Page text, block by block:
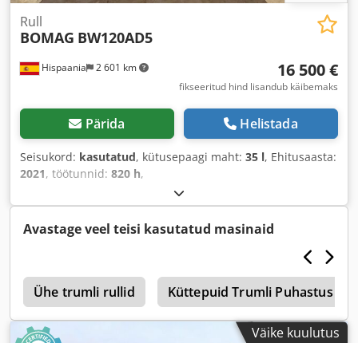
Hispaania 2 601 km
Rull
BOMAG BW120AD5
16 500 €
fikseeritud hind lisandub käibemaks
Pärida Helistada
Seisukord: kasutatud, kütusepaagi maht: 35 l, Ehitusaasta:
2021, töötunnid: 820 h,
Avastage veel teisi kasutatud masinaid
Ühe trumli rullid Küttepuid Trumli Puhastus
Väike kuulutus